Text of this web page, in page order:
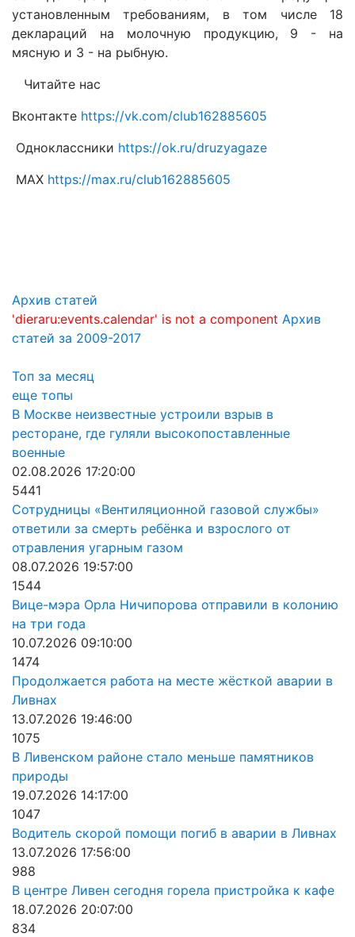
установленным требованиям, в том числе 18
деклараций на молочную продукцию, 9 - на
мясную и 3 - на рыбную.
Читайте нас
Вконтакте https://vk.com/club162885605
Одноклассники https://ok.ru/druzyagaze
МАХ https://max.ru/club162885605
Архив статей
'dieraru:events.calendar' is not a component Архив
статей за 2009-2017
Топ за месяц
еще топы
В Москве неизвестные устроили взрыв в
ресторане, где гуляли высокопоставленные
военные
02.08.2026 17:20:00
5441
Сотрудницы «Вентиляционной газовой службы»
ответили за смерть ребёнка и взрослого от
отравления угарным газом
08.07.2026 19:57:00
1544
Вице-мэра Орла Ничипорова отправили в колонию
на три года
10.07.2026 09:10:00
1474
Продолжается работа на месте жёсткой аварии в
Ливнах
13.07.2026 19:46:00
1075
В Ливенском районе стало меньше памятников
природы
19.07.2026 14:17:00
1047
Водитель скорой помощи погиб в аварии в Ливнах
13.07.2026 17:56:00
988
В центре Ливен сегодня горела пристройка к кафе
18.07.2026 20:07:00
834